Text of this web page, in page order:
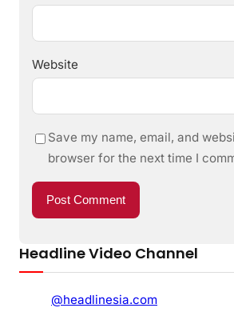
Website
Save my name, email, and
browser for the next time I
Headline Video Channel
@headlinesia.com